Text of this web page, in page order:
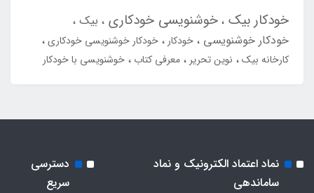
خودکار بیک خوشنویسی خودکاری
بیک
خودکار خوشنویسی
خودکار
خودکار خوشنویسی خودکاری
کارخانه بیک
نوین تحریر معرفی کتاب خوشنویسی با خودکار
نماد اعتماد الکترونیک و نماد
ساماندهی
دسترسی
سریع